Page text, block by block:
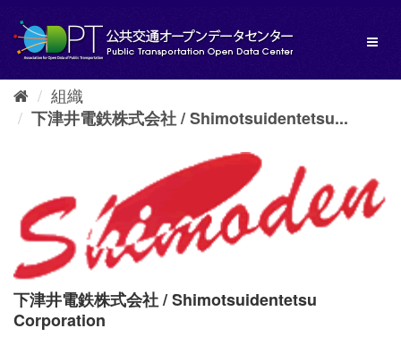
し
組織
下津井電鉄株式会社 / Shimotsuidentetsu...
下津井電鉄株式会社 / Shimotsuidentetsu
Corporation